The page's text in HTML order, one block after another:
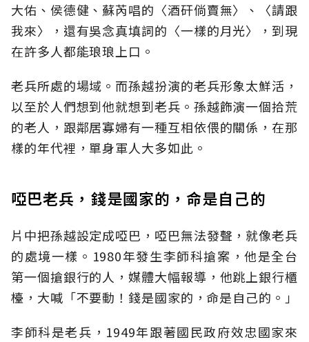
大佑、侯德健、蘇芮唱的〈酒矸倘賣無〉、〈請跟
我來〉，還有吳念真填詞的〈一樣的月光〉，到現
在許多人都能琅琅上口。
老兵所處的場域。而孫越扮演的老兵形象太鮮活，
以至於人們想到他就想到老兵。孫越飾演一個拾荒
的老人，跟鄰居寡婦有一種互相依偎的關係，在那
樣的年代裡，單身軍人大多如此。
啞巴老兵，錢是國家的，命是自己的
片中把孫越設定成啞巴，啞巴無法發聲，就像老兵
的處境一樣。1980年發生李師科搶案，他是全台
第一個搶銀行的人，媒體大幅報導，他跳上銀行櫃
檯，大喊「不要動！錢是國家的，命是自己的。」
李師科是老兵，1949年跟著國民政府效忠國家來